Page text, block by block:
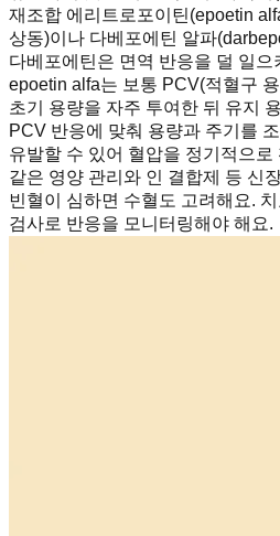
재조합 에리트로포이틴(epoetin
상동)이나 다베포에틴 알파
다베포에틴은 면역 반응을 덜 일으
epoetin alfa는 보통 PCV(적혈구
초기 용량을 자주 투여한 뒤 유지
PCV 반응에 맞춰 용량과 주기를
유발할 수 있어 혈압을 정기적으로
같은 영양 관리와 인 결합제 등 신
빈혈이 심하면 수혈도 고려해요.
검사로 반응을 모니터링해야 해요.